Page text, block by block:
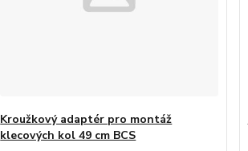
Kroužkový adaptér pro montáž
klecových kol 49 cm BCS